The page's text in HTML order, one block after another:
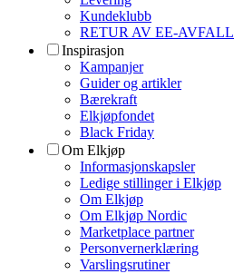
Kundeklubb
RETUR AV EE-AVFALL
Inspirasjon
Kampanjer
Guider og artikler
Bærekraft
Elkjøpfondet
Black Friday
Om Elkjøp
Informasjonskapsler
Ledige stillinger i Elkjøp
Om Elkjøp
Om Elkjøp Nordic
Marketplace partner
Personvernerklæring
Varslingsrutiner